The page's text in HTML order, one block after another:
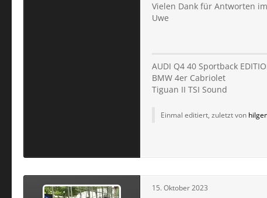
Vielen Dank für Antworten
Uwe
AUDI Q4 40 Sportback
BMW 4er Cabriolet
Tiguan II TSI Sound
Einmal editiert, zuletzt von
15. Oktober 2023